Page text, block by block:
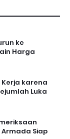
ke
Harga
Kerja karena
Luka
Siap